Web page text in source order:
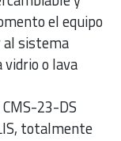
el equipo
al sistema
o lava
23-DS
totalmente